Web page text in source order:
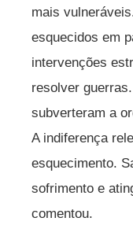
mais
esquecidos em
intervenções
resolver
subverteram a
A indiferença
esquecimento.
sofrimento e
comentou.